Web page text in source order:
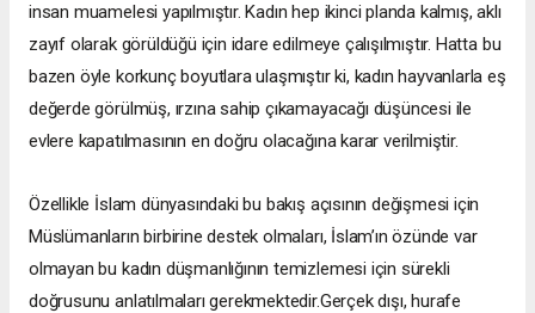
insan muamelesi yapılmıştır. Kadın hep ikinci planda kalmış, aklı
zayıf olarak görüldüğü için idare edilmeye çalışılmıştır. Hatta bu
bazen öyle korkunç boyutlara ulaşmıştır ki, kadın hayvanlarla eş
değerde görülmüş, ırzına sahip çıkamayacağı düşüncesi ile
evlere kapatılmasının en doğru olacağına karar verilmiştir.
Özellikle İslam dünyasındaki bu bakış açısının değişmesi için
Müslümanların birbirine destek olmaları, İslam’ın özünde var
olmayan bu kadın düşmanlığının temizlemesi için sürekli
doğrusunu anlatılmaları gerekmektedir.Gerçek dışı, hurafe